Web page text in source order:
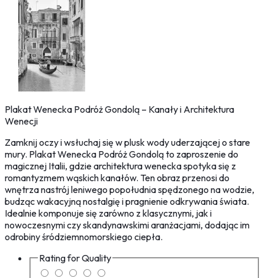
Plakat Wenecka Podróż Gondolą – Kanały i Architektura
Wenecji
Zamknij oczy i wsłuchaj się w plusk wody uderzającej o stare
mury. Plakat Wenecka Podróż Gondolą to zaproszenie do
magicznej Italii, gdzie architektura wenecka spotyka się z
romantyzmem wąskich kanałów. Ten obraz przenosi do
wnętrza nastrój leniwego popołudnia spędzonego na wodzie,
budząc wakacyjną nostalgię i pragnienie odkrywania świata.
Idealnie komponuje się zarówno z klasycznymi, jak i
nowoczesnymi czy skandynawskimi aranżacjami, dodając im
odrobiny śródziemnomorskiego ciepła.
Rating forQuality